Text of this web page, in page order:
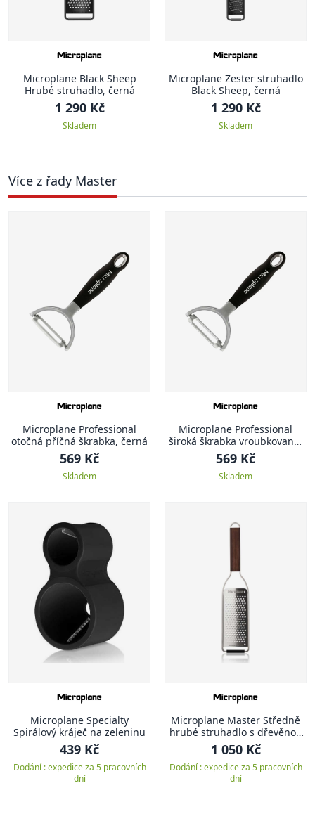
Microplane Black Sheep
Hrubé struhadlo, černá
1 290 Kč
Skladem
Microplane Zester struhadlo
Black Sheep, černá
1 290 Kč
Skladem
Více z řady Master
Microplane Professional
otočná příčná škrabka, černá
569 Kč
Skladem
Microplane Professional
široká škrabka vroubkovaná,
černá
569 Kč
Skladem
Microplane Specialty
Spirálový kráječ na zeleninu
439 Kč
Dodání : expedice za 5 pracovních
dní
Microplane Master Středně
hrubé struhadlo s dřevěnou
rukojetí
1 050 Kč
Dodání : expedice za 5 pracovních
dní